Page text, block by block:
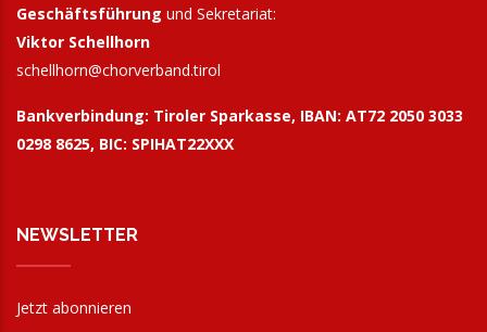
Geschäftsführung und Sekretariat:
Viktor Schellhorn
schellhorn@chorverband.tirol
Bankverbindung: Tiroler Sparkasse, IBAN: AT72 2050 3033
0298 8625, BIC: SPIHAT22XXX
NEWSLETTER
Jetzt abonnieren